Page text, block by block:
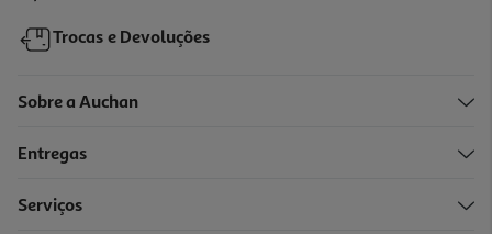
Trocas e Devoluções
Sobre a Auchan
Entregas
Serviços